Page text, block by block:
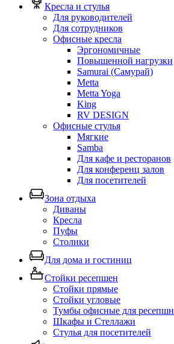
Кресла и стулья
Для руководителей
Для сотрудников
Офисные кресла
Эргономичные
Повышенной нагрузки
Samurai (Самурай)
Metta
Metta Yoga
King
RV DESIGN
Офисные стулья
Мягкие
Samba
Для кафе и ресторанов
Для конференц залов
Для посетителей
Зона отдыха
Диваны
Кресла
Пуфы
Столики
Для дома и гостиниц
Стойки ресепшен
Стойки прямые
Стойки угловые
Тумбы офисные для ресепшн
Шкафы и Стеллажи
Стулья для посетителей